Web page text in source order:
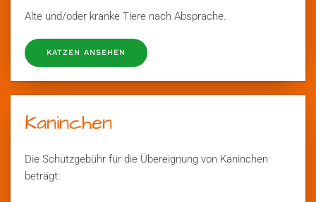
Alte und/oder kranke Tiere nach Absprache.
KATZEN ANSEHEN
Kaninchen
Die Schutzgebühr für die Übereignung von Kaninchen
beträgt: